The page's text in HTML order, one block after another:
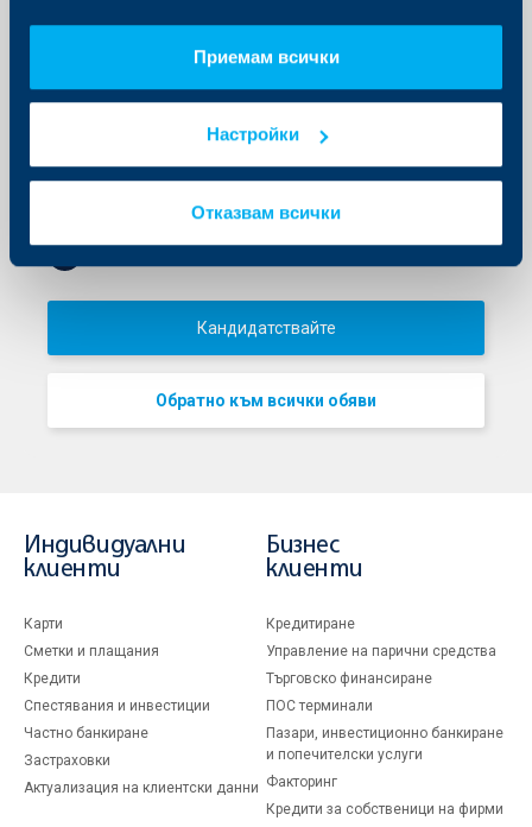
Приемам всички
Настройки
Отказвам всички
Ref #
Кандидатствайте
Обратно към всички обяви
Индивидуални
клиенти
Карти
Сметки и плащания
Кредити
Спестявания и инвестиции
Частно банкиране
Застраховки
Актуализация на клиентски данни
Бизнес
клиенти
Кредитиране
Управление на парични средства
Търговско финансиране
ПОС терминали
Пазари, инвестиционно банкиране
и попечителски услуги
Факторинг
Кредити за собственици на фирми